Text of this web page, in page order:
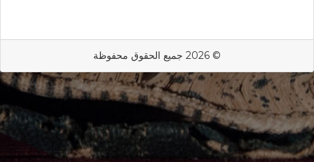
© 2026 جميع الحقوق محفوظة